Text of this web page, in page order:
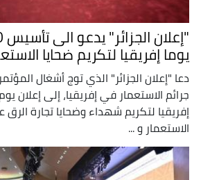
يوما إفريقيا لتكريم ضحايا
دعا "إعلان الجزائر" الذي توج أشغال
إفريقيا لتكريم شهداء وضحايا تجارة الرق
الاستعمار و ...